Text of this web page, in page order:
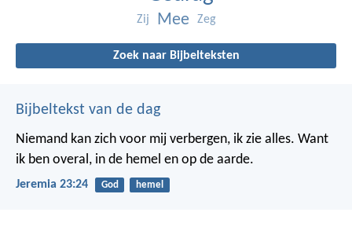
Zij Mee Zeg
Zoek naar Bijbelteksten
Bijbeltekst van de dag
Niemand kan zich voor mij verbergen, ik zie alles. Want
ik ben overal, in de hemel en op de aarde.
Jeremia 23:24 God hemel